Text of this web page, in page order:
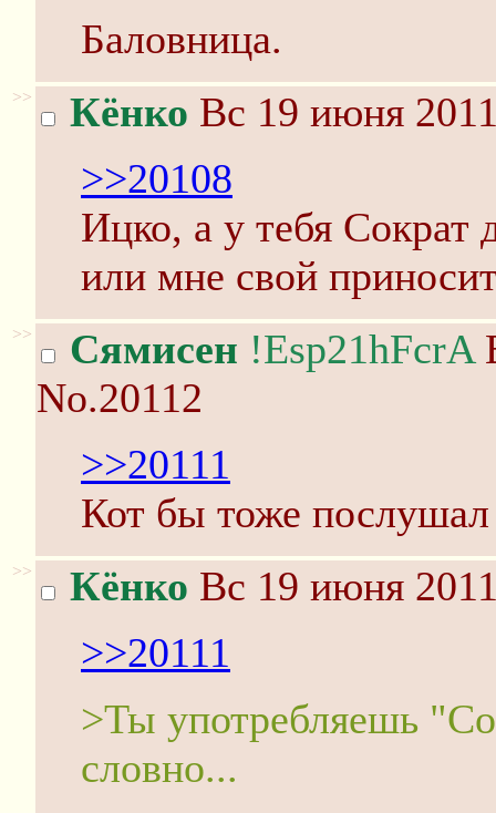
Баловница.
>> Кёнко Вс 19 июня
>>20108
Ицко, а у тебя Сократ
или мне свой
>> Сямисен !Esp21hFcrA
No.20112
>>20111
Кот бы тоже
>> Кёнко Вс 19 июня
>>20111
>Ты употребляешь
словно...